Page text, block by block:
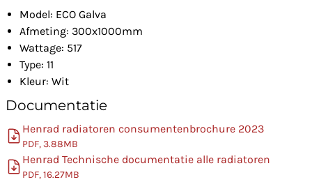
Model: ECO Galva
Afmeting: 300x1000mm
Wattage: 517
Type: 11
Kleur: Wit
Documentatie
Henrad radiatoren consumentenbrochure 2023
PDF, 3.88MB
Henrad Technische documentatie alle radiatoren
PDF, 16.27MB